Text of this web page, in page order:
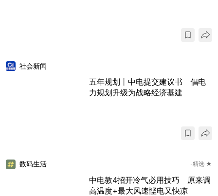
社会新闻
五年规划丨中电提交建议书 倡电
力规划升级为战略经济基建
数码生活 精选 ★
中电教4招开冷气必用技巧 原来调
高温度+最大风速悭电又快凉